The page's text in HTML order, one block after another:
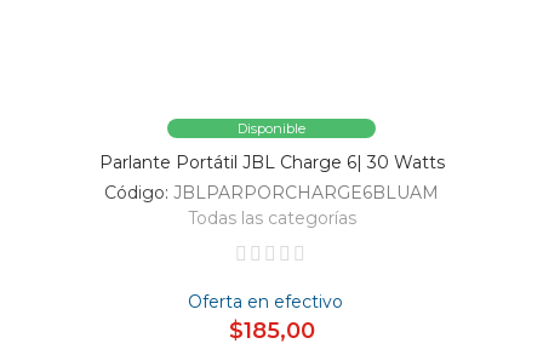
Disponible
Parlante Portátil JBL Charge 6| 30 Watts
Código: JBLPARPORCHARGE6BLUAM
Todas las categorías
Oferta en efectivo
$185,00